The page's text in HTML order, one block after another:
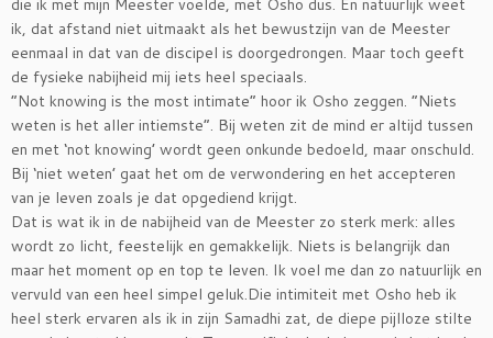
die ik met mijn Meester voelde, met Osho dus. En natuurlijk weet
ik, dat afstand niet uitmaakt als het bewustzijn van de Meester
eenmaal in dat van de discipel is doorgedrongen. Maar toch geeft
de fysieke nabijheid mij iets heel speciaals.
“Not knowing is the most intimate” hoor ik Osho zeggen. “Niets
weten is het aller intiemste”. Bij weten zit de mind er altijd tussen
en met ‘not knowing’ wordt geen onkunde bedoeld, maar onschuld.
Bij ‘niet weten’ gaat het om de verwondering en het accepteren
van je leven zoals je dat opgediend krijgt.
Dat is wat ik in de nabijheid van de Meester zo sterk merk: alles
wordt zo licht, feestelijk en gemakkelijk. Niets is belangrijk dan
maar het moment op en top te leven. Ik voel me dan zo natuurlijk en
vervuld van een heel simpel geluk.Die intimiteit met Osho heb ik
heel sterk ervaren als ik in zijn Samadhi zat, de diepe pijlloze stilte